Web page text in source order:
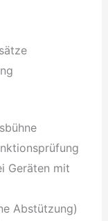
Geräten mit
Abstützung)